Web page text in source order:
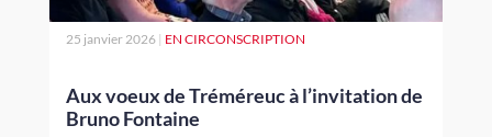
Aux voeux de Tréméreuc à l’invitation de
Bruno Fontaine
25 janvier 2026| EN CIRCONSCRIPTION